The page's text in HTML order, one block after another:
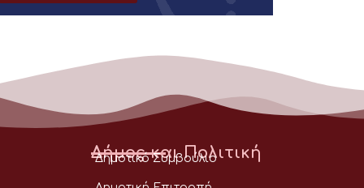
Δήμος και Πολιτική
Δημοτικό Συμβούλιο